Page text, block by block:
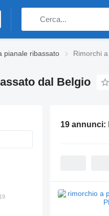
pianale ribassato Rimorchi
dal Belgio
19 annunci: